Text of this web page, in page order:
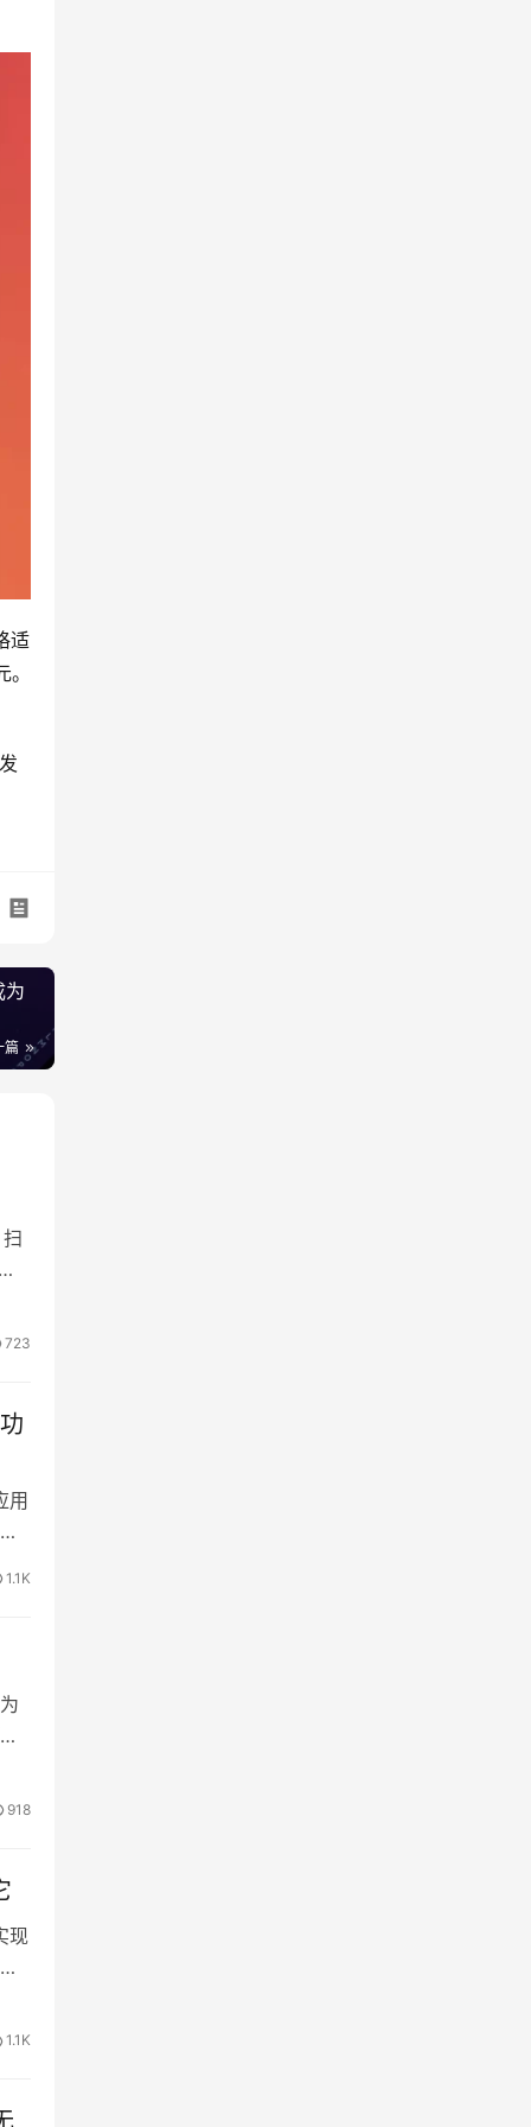
适
为
篇
723
用
1.1K
918
现
1.1K